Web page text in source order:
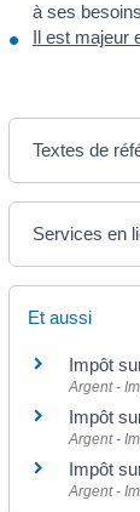
à ses
Il est
Textes de
Services en
Et aussi
Impôt
Argent -
Impôt
Argent -
Impôt
Argent -